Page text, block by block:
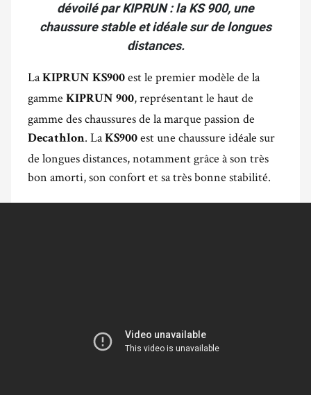
dévoilé par KIPRUN : la KS 900, une
chaussure stable et idéale sur de longues
distances.
LaKIPRUN KS900 est le premier modèle de la
gamme KIPRUN 900, représentant le haut de
gamme des chaussures de la marque passion de
Decathlon. LaKS900 est une chaussure idéale sur
de longues distances, notamment grâce à son très
bon amorti, son confort et sa très bonne stabilité.